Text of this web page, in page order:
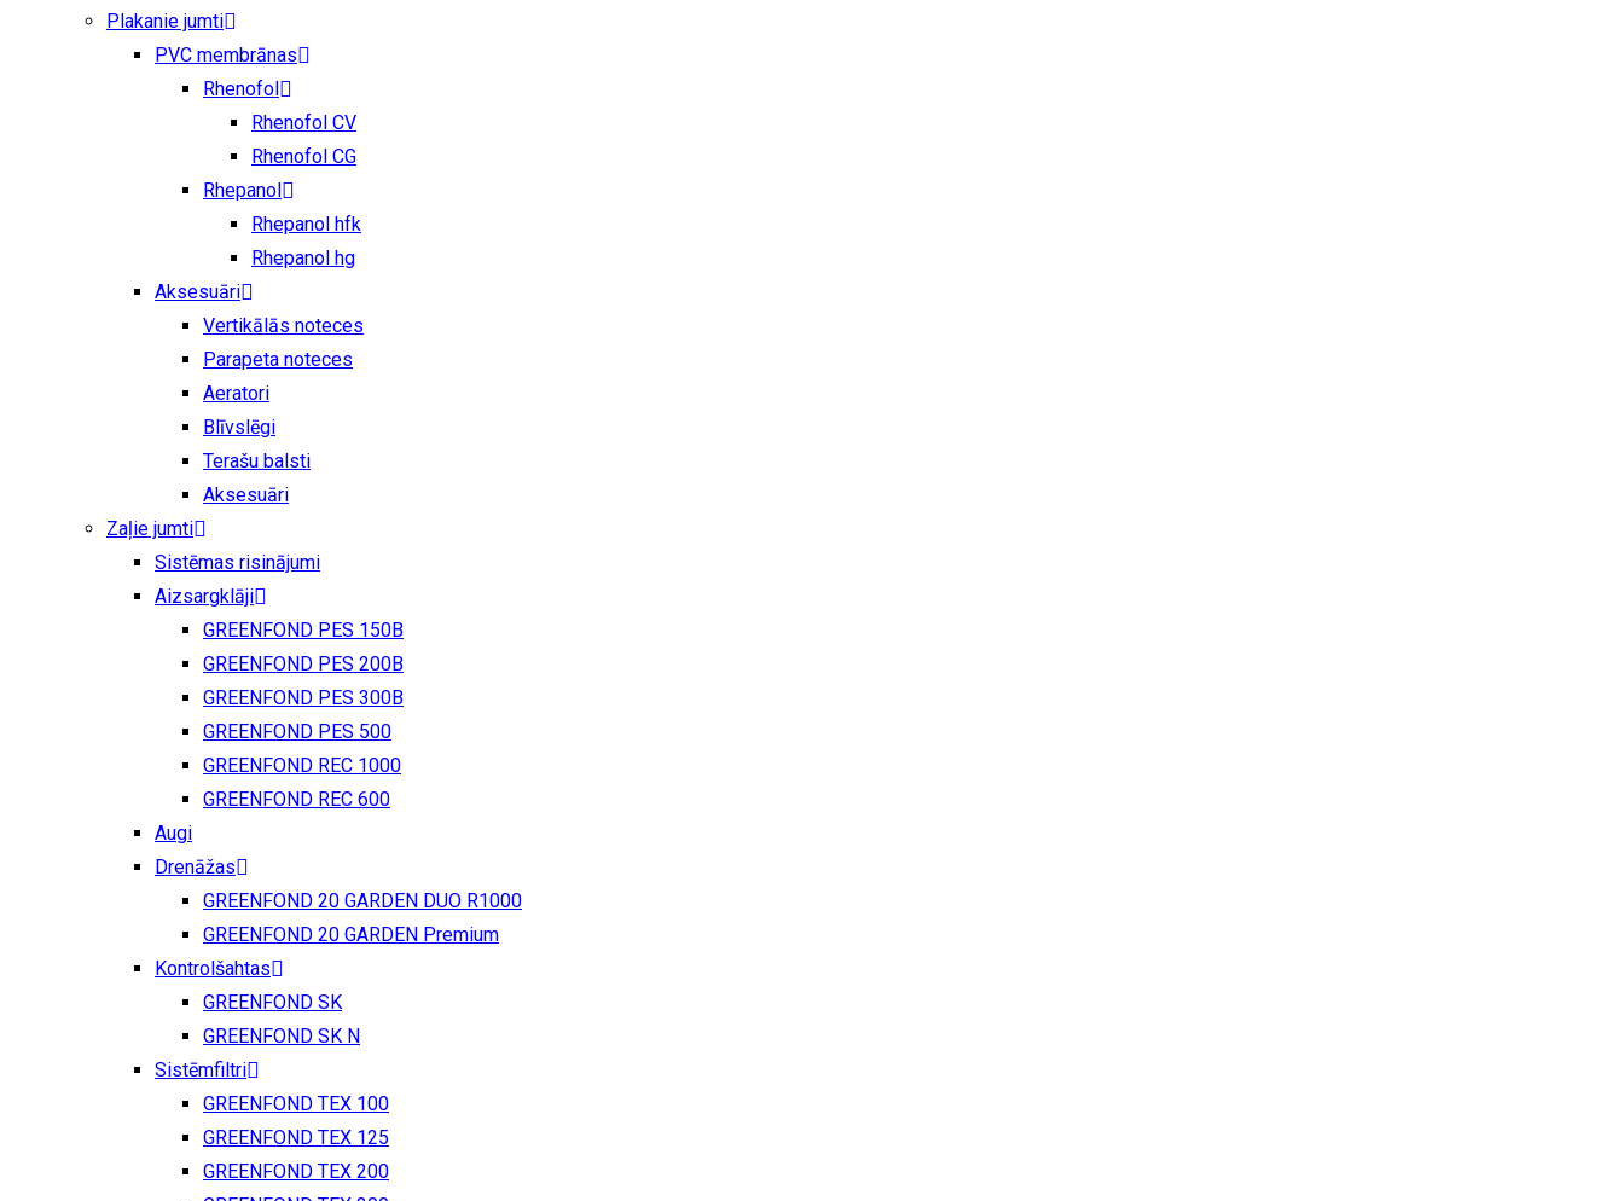
Plakanie jumti
PVC membrānas
Rhenofol
Rhenofol CV
Rhenofol CG
Rhepanol
Rhepanol hfk
Rhepanol hg
Aksesuāri
Vertikālās noteces
Parapeta noteces
Aeratori
Blīvslēgi
Terašu balsti
Aksesuāri
Zaļie jumti
Sistēmas risinājumi
Aizsargklāji
GREENFOND PES 150B
GREENFOND PES 200B
GREENFOND PES 300B
GREENFOND PES 500
GREENFOND REC 1000
GREENFOND REC 600
Augi
Drenāžas
GREENFOND 20 GARDEN DUO R1000
GREENFOND 20 GARDEN Premium
Kontrolšahtas
GREENFOND SK
GREENFOND SK N
Sistēmfiltri
GREENFOND TEX 100
GREENFOND TEX 125
GREENFOND TEX 200